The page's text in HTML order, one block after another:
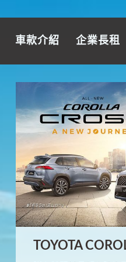
車款介紹 企業長租
TOYOTA